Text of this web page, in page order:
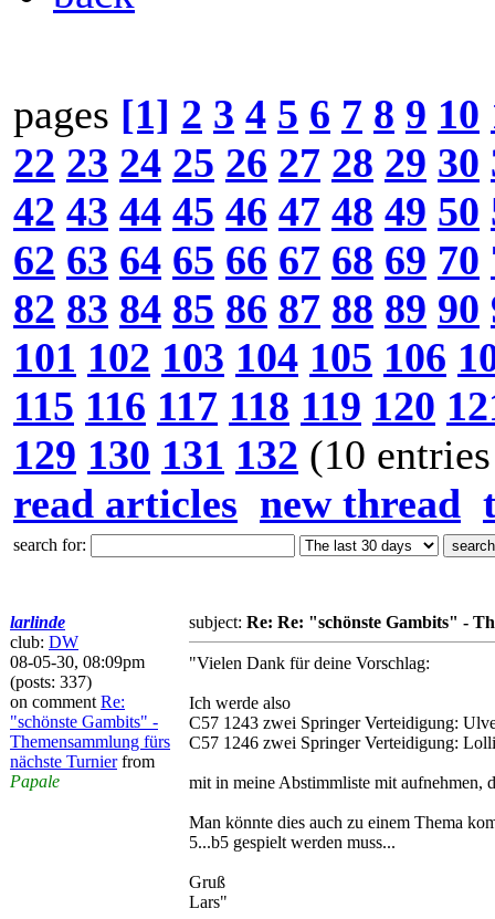
pages [1] 2 3 4 5 6 7 8 9 10
22 23 24 25 26 27 28 29 30
42 43 44 45 46 47 48 49 50
62 63 64 65 66 67 68 69 70
82 83 84 85 86 87 88 89 90
101 102 103 104 105 106
115 116 117 118 119 120
129 130 131 132 (10
read articles new thread
search for:
larlinde
club: DW
08-05-30, 08:09pm
(posts: 337)
on comment Re:
"schönste Gambits" -
Themensammlung fürs
nächste Turnierfrom
Papale
subject: Re: Re: "schönste Gambits" -
"Vielen Dank für deine Vorschlag:
Ich werde also
C57 1243 zwei Springer Verteidigung:
C57 1246 zwei Springer Verteidigung:
mit in meine Abstimmliste mit aufnehmen,
Man könnte dies auch zu einem Thema
5...b5 gespielt werden muss...
Gruß
Lars"